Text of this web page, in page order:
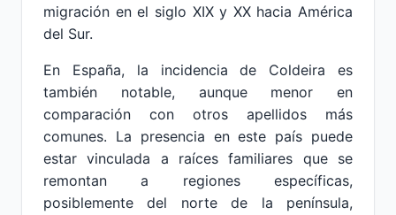
migración en el siglo XIX y XX hacia América
del Sur.
En España, la incidencia de Coldeira es
también notable, aunque menor en
comparación con otros apellidos más
comunes. La presencia en este país puede
estar vinculada a raíces familiares que se
remontan a regiones específicas,
posiblemente del norte de la península,